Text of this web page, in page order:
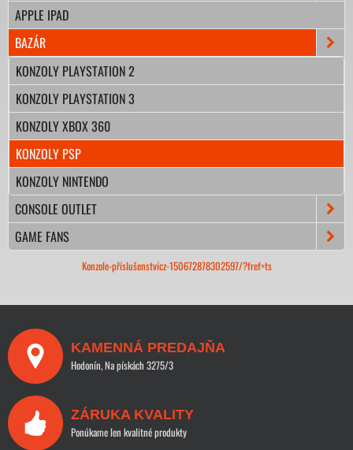
APPLE IPAD
BAZÁR
KONZOLY PLAYSTATION 2
KONZOLY PLAYSTATION 3
KONZOLY XBOX 360
KONZOLY PSP
KONZOLY NINTENDO
CONSOLE OUTLET
GAME FANS
Konzole-příslušenstvícz-150672878302597/?fref=ts
KAMENNÁ PREDAJŇA
Hodonín, Na pískách 3275/3
ZÁRUKA KVALITY
Ponúkame len kvalitné produkty